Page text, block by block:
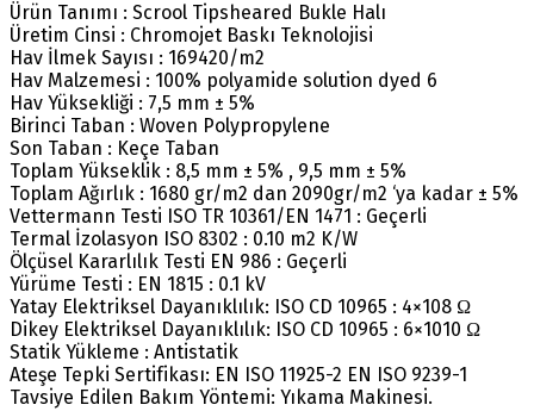
Ürün Tanımı : Scrool Tipsheared Bukle Halı
Üretim Cinsi : Chromojet Baskı Teknolojisi
Hav İlmek Sayısı : 169420/m2
Hav Malzemesi : 100% polyamide solution dyed 6
Hav Yüksekliği : 7,5 mm ± 5%
Birinci Taban : Woven Polypropylene
Son Taban : Keçe Taban
Toplam Yükseklik : 8,5 mm ± 5% , 9,5 mm ± 5%
Toplam Ağırlık : 1680 gr/m2 dan 2090gr/m2 ‘ya kadar ± 5%
Vettermann Testi ISO TR 10361/EN 1471 : Geçerli
Termal İzolasyon ISO 8302 : 0.10 m2 K/W
Ölçüsel Kararlılık Testi EN 986 : Geçerli
Yürüme Testi : EN 1815 : 0.1 kV
Yatay Elektriksel Dayanıklılık: ISO CD 10965 : 4×108 Ω
Dikey Elektriksel Dayanıklılık: ISO CD 10965 : 6×1010 Ω
Statik Yükleme : Antistatik
Ateşe Tepki Sertifikası: EN ISO 11925-2 EN ISO 9239-1
Tavsiye Edilen Bakım Yöntemi: Yıkama Makinesi.